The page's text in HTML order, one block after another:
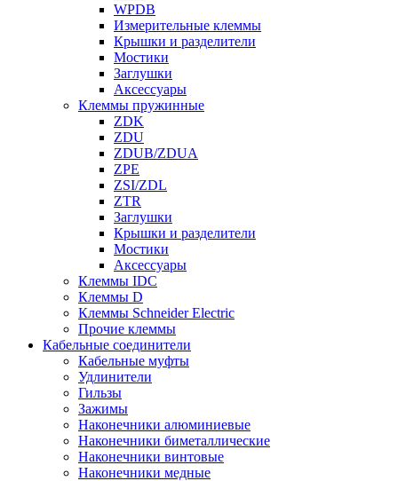
WPDB
Измерительные клеммы
Крышки и разделители
Мостики
Заглушки
Аксессуары
Клеммы пружинные
ZDK
ZDU
ZDUB/ZDUA
ZPE
ZSI/ZDL
ZTR
Заглушки
Крышки и разделители
Мостики
Аксессуары
Клеммы IDC
Клеммы D
Клеммы Schneider Electric
Прочие клеммы
Кабельные соединители
Кабельные муфты
Удлинители
Гильзы
Зажимы
Наконечники алюминиевые
Наконечники биметаллические
Наконечники винтовые
Наконечники медные